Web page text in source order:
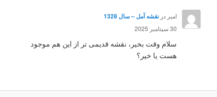
امیر در نقشه آمل – سال 1328
30 سپتامبر 2025
سلام وقت بخیر، نقشه قدیمی تر از این هم موجود
هست یا خیر؟